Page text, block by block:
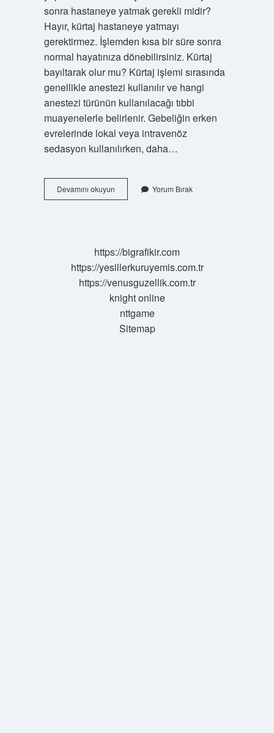
sonra hastaneye yatmak gerekli midir?
Hayır, kürtaj hastaneye yatmayı
gerektirmez. İşlemden kısa bir süre sonra
normal hayatınıza dönebilirsiniz. Kürtaj
bayıltarak olur mu? Kürtaj işlemi sırasında
genellikle anestezi kullanılır ve hangi
anestezi türünün kullanılacağı tıbbi
muayenelerle belirlenir. Gebeliğin erken
evrelerinde lokal veya intravenöz
sedasyon kullanılırken, daha…
Devamını okuyunKurtajda
Uyutuluyor
Yorum Bırak
https://bigrafikir.com
https://yesillerkuruyemis.com.tr
https://venusguzellik.com.tr
knight online
nttgame
Sitemap